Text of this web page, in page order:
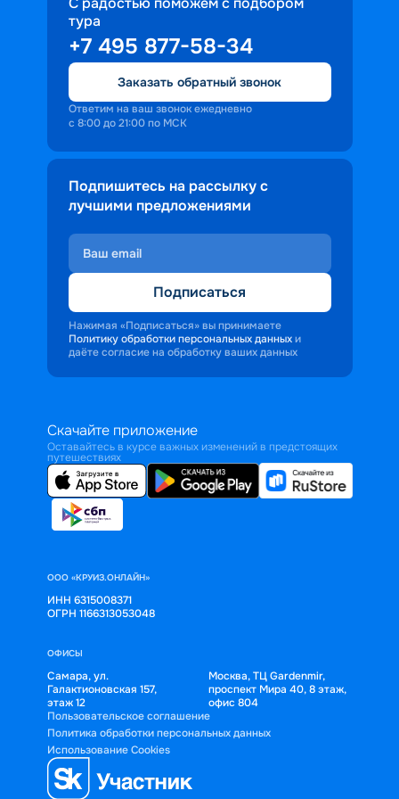
тура
+7 495 877-58-34
Заказать обратный звонок
Ответим на ваш звонок ежедневно
с 8:00 до 21:00 по МСК
Подпишитесь на рассылку с
лучшими предложениями
Подписаться
Нажимая «Подписаться» вы принимаете
Политику обработки персональных данных и
даёте согласие на обработку ваших данных
Скачайте приложение
Оставайтесь в курсе важных изменений в предстоящих
путешествиях
ООО «КРУИЗ.ОНЛАЙН»
ИНН 6315008371
ОГРН 1166313053048
ОФИСЫ
Самара, ул.
Галактионовская 157,
этаж 12
Москва, ТЦ Gardenmir,
проспект Мира 40, 8 этаж,
офис 804
Пользовательское соглашение
Политика обработки персональных данных
Использование Cookies